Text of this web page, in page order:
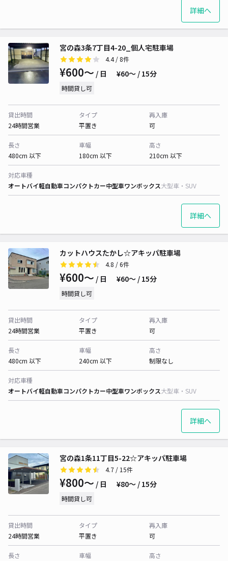
詳細へ
宮の森3条7丁目4-20_個人宅駐車場
4.4/ 8件
¥600〜 / 日 ¥60〜 / 15分
時間貸し可
貸出時間
24時間営業
タイプ
平置き
再入庫
可
長さ
480cm 以下
車幅
180cm 以下
高さ
210cm 以下
対応車種
オートバイ軽自動車コンパクトカー中型車ワンボックス大型車・SUV
詳細へ
カットハウスたかし☆アキッパ駐車場
4.8 / 6件
¥600〜 / 日 ¥60〜 / 15分
時間貸し可
貸出時間
24時間営業
タイプ
平置き
再入庫
可
長さ
480cm 以下
車幅
240cm 以下
高さ
制限なし
対応車種
オートバイ軽自動車コンパクトカー中型車ワンボックス大型車・SUV
詳細へ
宮の森1条11丁目5-22☆アキッパ駐車場
4.7 / 15件
¥800〜 / 日 ¥80〜 / 15分
時間貸し可
貸出時間
24時間営業
タイプ
平置き
再入庫
可
長さ
車幅
高さ